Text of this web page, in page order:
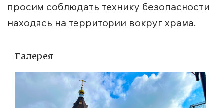
просим соблюдать технику безопасности
находясь на территории вокруг храма.
Галерея